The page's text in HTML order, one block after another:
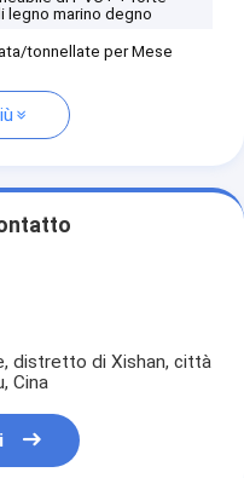
legno marino degno
tonnellate per Mese
distretto di Xishan, città
Cina